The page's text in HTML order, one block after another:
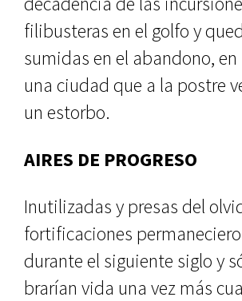
filibusteras en el golfo y
sumidas en el abandono,
una ciudad que a la pos­tre
un estorbo.
AIRES DE PROGRESO
Inutilizadas y presas del
fortificaciones
durante el siguiente siglo y
brarían vida una vez más